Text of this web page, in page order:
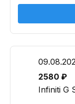
2580 ₽
Infiniti G